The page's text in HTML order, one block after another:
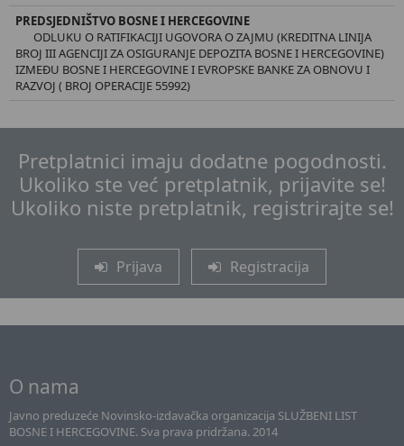
PREDSJEDNIŠTVO BOSNE I HERCEGOVINE
ODLUKU O RATIFIKACIJI UGOVORA O ZAJMU (KREDITNA LINIJA
BROJ III AGENCIJI ZA OSIGURANJE DEPOZITA BOSNE I HERCEGOVINE)
IZMEĐU BOSNE I HERCEGOVINE I EVROPSKE BANKE ZA OBNOVU I
RAZVOJ ( BROJ OPERACIJE 55992)
Pretplatnici imaju dodatne pogodnosti.
Ukoliko ste već pretplatnik, prijavite se!
Ukoliko niste pretplatnik, registrirajte se!
Prijava Registracija
O nama
Javno preduzeće Novinsko-izdavačka organizacija SLUŽBENI LIST
BOSNE I HERCEGOVINE. Sva prava pridržana. 2014